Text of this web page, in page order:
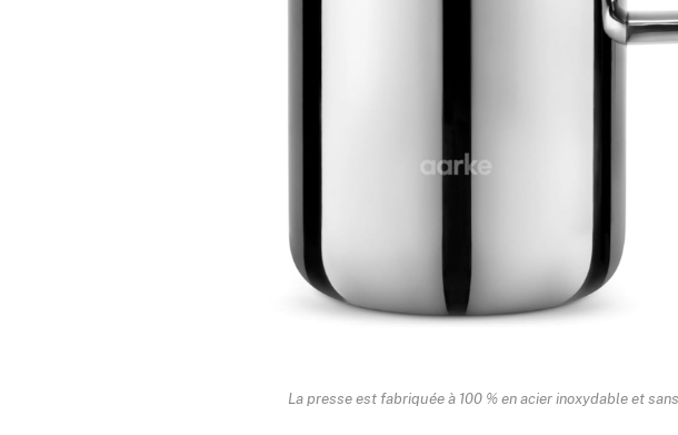
La presse est fabriquée à 100 % en acier inoxydable et